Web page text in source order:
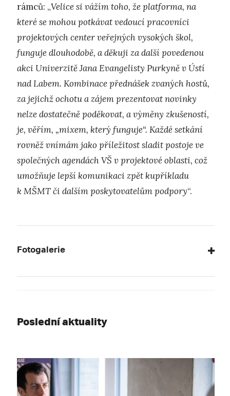
rámců: „Velice si vážím toho, že platforma, na
které se mohou potkávat vedoucí pracovníci
projektových center veřejných vysokých škol,
funguje dlouhodobě, a děkuji za další povedenou
akci Univerzitě Jana Evangelisty Purkyně v Ústí
nad Labem. Kombinace přednášek zvaných hostů,
za jejichž ochotu a zájem prezentovat novinky
nelze dostatečně poděkovat, a výměny zkušeností,
je, věřím, „mixem, který funguje“. Každé setkání
rovněž vnímám jako příležitost sladit postoje ve
společných agendách VŠ v projektové oblasti, což
umožňuje lepší komunikaci zpět kupříkladu
k MŠMT či dalším poskytovatelům podpory“.
Fotogalerie
Poslední aktuality